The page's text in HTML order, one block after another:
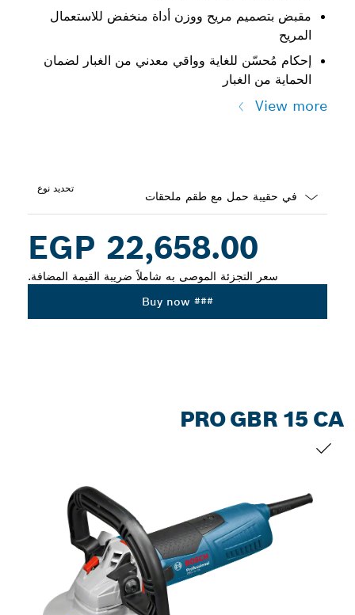
مقبض بتصميم مريح ووزن أداة منخفض للاستعمال
المريح
إحكام مُحسّن للغاية وواقي معدني من الغبار لضمان
الحماية من الغبار
View more
تحديد نوع
22,658.00 EGP
سعر التجزئة الموصى به شاملاً ضريبة القيمة المضافة.
### Buy now
PRO GBR 15 CA